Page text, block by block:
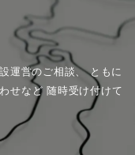
運営のご相談、ともに
せなど 随時受け付けて